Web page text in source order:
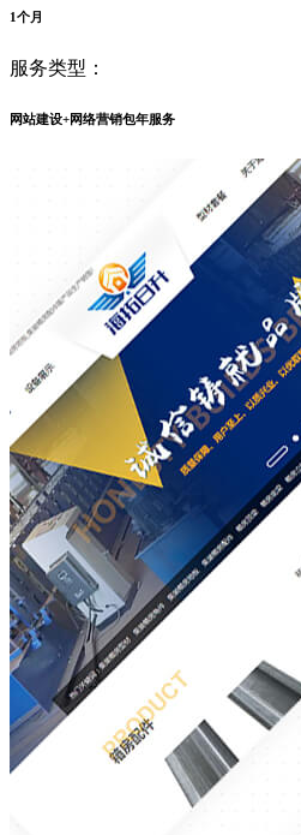
1个月
服务类型：
网站建设+网络营销包年服务